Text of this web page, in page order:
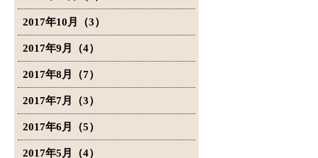
2017年10月（3）
2017年9月（4）
2017年8月（7）
2017年7月（3）
2017年6月（5）
2017年5月（4）